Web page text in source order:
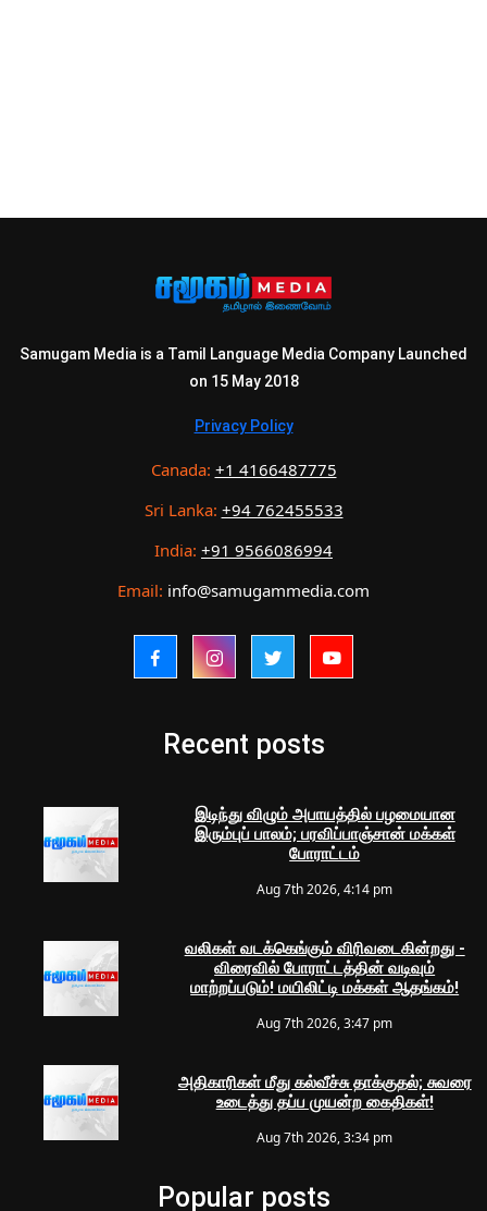
Samugam Media is a Tamil Language Media Company Launched
on 15 May 2018
Privacy Policy
Canada: +1 4166487775
Sri Lanka: +94 762455533
India: +91 9566086994
Email: info@samugammedia.com
Recent posts
இடிந்து விழும் அபாயத்தில் பழமையான
இரும்புப் பாலம்; பரவிப்பாஞ்சான் மக்கள்
போராட்டம்
Aug 7th 2026, 4:14 pm
வலிகள் வடக்கெங்கும் விரிவடைகின்றது -
விரைவில் போராட்டத்தின் வடிவும்
மாற்றப்படும்! மயிலிட்டி மக்கள் ஆதங்கம்!
Aug 7th 2026, 3:47 pm
அதிகாரிகள் மீது கல்வீச்சு தாக்குதல்; சுவரை
உடைத்து தப்ப முயன்ற கைதிகள்!
Aug 7th 2026, 3:34 pm
Popular posts